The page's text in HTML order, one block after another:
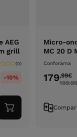
AEG
grill
(0)
-10%
Adicionar
ao
Micro-
MC 20 D
Conforama
179,99€
199.99